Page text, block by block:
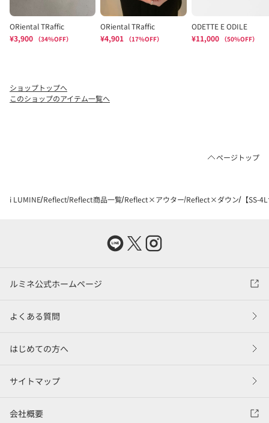
ショップトップへ
このショップのアイテム一覧へ
ページトップ
i LUMINE Reflect Reflect商品一覧 Reflect×アウター Reflect×ダウン 【SS-
ルミネ公式ホームページ
よくある質問
はじめての方へ
サイトマップ
会社概要